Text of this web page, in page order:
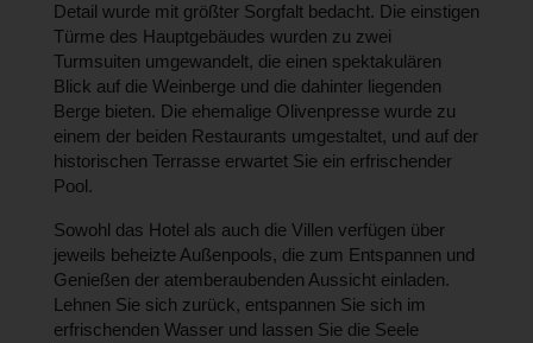
Detail wurde mit größter Sorgfalt bedacht. Die einstigen
Türme des Hauptgebäudes wurden zu zwei
Turmsuiten umgewandelt, die einen spektakulären
Blick auf die Weinberge und die dahinter liegenden
Berge bieten. Die ehemalige Olivenpresse wurde zu
einem der beiden Restaurants umgestaltet, und auf der
historischen Terrasse erwartet Sie ein erfrischender
Pool.
Sowohl das Hotel als auch die Villen verfügen über
jeweils beheizte Außenpools, die zum Entspannen und
Genießen der atemberaubenden Aussicht einladen.
Lehnen Sie sich zurück, entspannen Sie sich im
erfrischenden Wasser und lassen Sie die Seele